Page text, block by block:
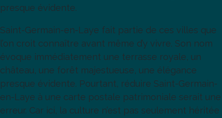
presque évidente.
Saint-Germain-en-Laye fait partie de ces villes que
l’on croit connaître avant même d’y vivre. Son nom
évoque immédiatement une terrasse royale, un
château, une forêt majestueuse, une élégance
presque évidente. Pourtant, réduire Saint-Germain-
en-Laye à une carte postale patrimoniale serait une
erreur. Car ici, la culture n’est pas seulement héritée